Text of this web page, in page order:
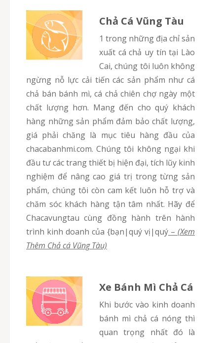
Chả Cá Vũng Tàu
1 trong những địa chỉ sản
xuất cá chả uy tín tại Lào
Cai, chúng tôi luôn không
ngừng nỗ lực cải tiến các sản phẩm như cá
chả bán bánh mì, cá chả chiên chợ ngày một
chất lượng hơn. Mang đến cho quý khách
hàng những sản phẩm đảm bảo chất lượng,
giá phải chăng là mục tiêu hàng đầu của
chacabanhmi.com. Chúng tôi không ngại khi
đầu tư các trang thiết bị hiện đại, tích lũy kinh
nghiệm để nâng cao giá trị trong từng sản
phẩm, chúng tôi còn cam kết luôn hỗ trợ và
chăm sóc khách hàng tận tâm nhất. Hãy để
Chacavungtau cùng đồng hành trên hành
trình kinh doanh của {bạn|quý vị|quý – (Xem
Thêm Chả cá Vũng Tàu)
Xe Bánh Mì Chả Cá
Khi bước vào kinh doanh
bánh mì chả cá nóng thì
quan trọng nhất đó là